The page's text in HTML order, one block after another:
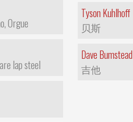
Orgue
lap steel
Tyson Kuhlhoff
贝斯
Dave Bumstead
吉他